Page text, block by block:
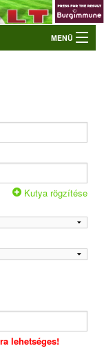
MENÜ
Kutya rögzítése
lehetséges!